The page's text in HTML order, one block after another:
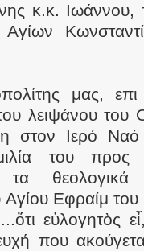
κ.κ. Ιωάννου,
μας, επι
λειψάνου του
στον Ιερό Ναό
του προς
τα
Αγίου Εφραίμ
εὐλογητὸς
που